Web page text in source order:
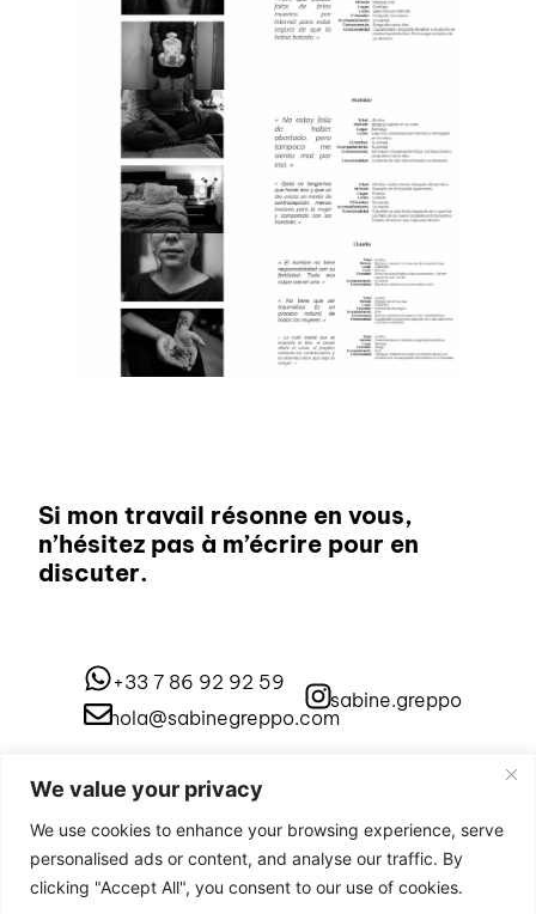
We value your privacy
We use cookies to enhance your browsing experience, serve
personalised ads or content, and analyse our traffic. By
clicking "Accept All", you consent to our use of cookies.
Si mon travail résonne en vous,
n’hésitez pas à m’écrire pour en
discuter.
+33 7 86 92 92 59
hola@sabinegreppo.com
sabine.greppo
Liste de diffusion
Envoyer